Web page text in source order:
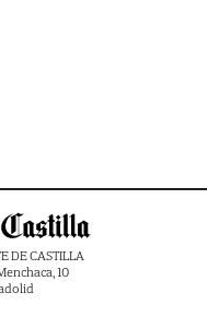
DE CASTILLA
10